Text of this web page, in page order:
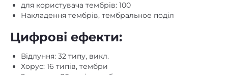
для користувача тембрів: 100
Накладення тембрів, тембральное поділ
Цифрові ефекти:
Відлуння: 32 типу, викл.
Хорус: 16 типів, тембри